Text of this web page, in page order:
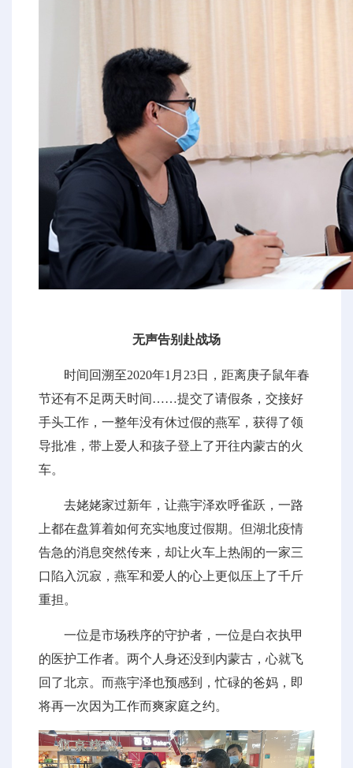
无声告别赴战场
时间回溯至2020年1月23日，距离庚子鼠年春
节还有不足两天时间……提交了请假条，交接好
手头工作，一整年没有休过假的燕军，获得了领
导批准，带上爱人和孩子登上了开往内蒙古的火
车。
去姥姥家过新年，让燕宇泽欢呼雀跃，一路
上都在盘算着如何充实地度过假期。但湖北疫情
告急的消息突然传来，却让火车上热闹的一家三
口陷入沉寂，燕军和爱人的心上更似压上了千斤
重担。
一位是市场秩序的守护者，一位是白衣执甲
的医护工作者。两个人身还没到内蒙古，心就飞
回了北京。而燕宇泽也预感到，忙碌的爸妈，即
将再一次因为工作而爽家庭之约。